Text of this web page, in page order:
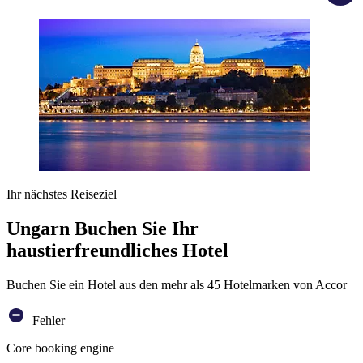
Ihr nächstes Reiseziel
Ungarn Buchen Sie Ihr
haustierfreundliches Hotel
Buchen Sie ein Hotel aus den mehr als 45 Hotelmarken von Accor
Fehler
Core booking engine